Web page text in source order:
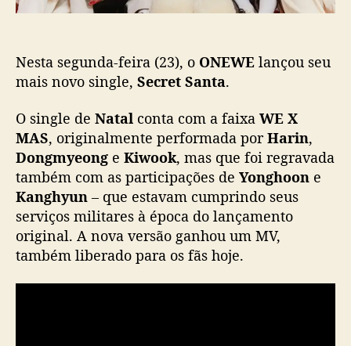
S
r
a
n
t
a
”
e
M
a
Nesta segunda-feira (23), o ONEWE lançou seu
mais novo single, Secret Santa.
O single de Natal conta com a faixa WE X
MAS, originalmente performada porHarin,
Dongmyeong e Kiwook, mas que foi regravada
também com as participações de Yonghoon e
Kanghyun – que estavam cumprindo seus
serviços militares à época do lançamento
original. A nova versão ganhou um MV,
também liberado para os fãs hoje.